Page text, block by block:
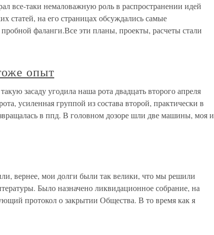
все-таки немаловажную роль в распространении идей
статей, на его страницах обсуждались самые
фаланги.Все эти планы, проекты, расчеты стали
опыт
засаду угодила наша рота двадцать второго апреля
усиленная группой из состава второй, практически в
в ппд. В головном дозоре шли две машины, моя и
вернее, мои долги были так велики, что мы решили
Было назначено ликвидационное собрание, на
протокол о закрытии Общества. В то время как я